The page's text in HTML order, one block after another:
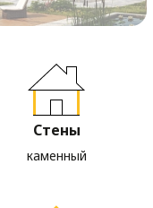
Стены
каменный